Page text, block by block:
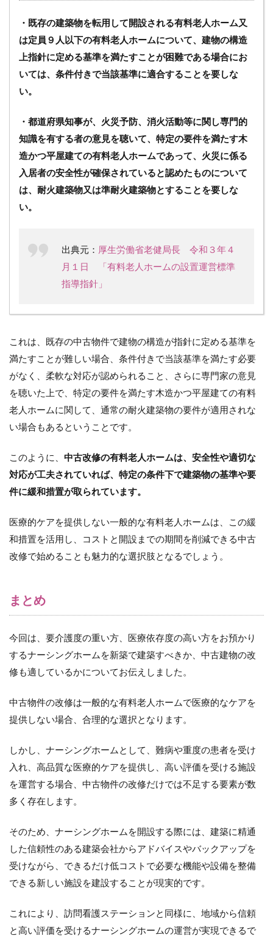
・既存の建築物を転用して開設される有料老人ホーム又
は定員９人以下の有料老人ホームについて、建物の構造
上指針に定める基準を満たすことが困難である場合にお
いては、条件付きで当該基準に適合することを要しな
い。
・都道府県知事が、火災予防、消火活動等に関し専門的
知識を有する者の意見を聴いて、特定の要件を満たす木
造かつ平屋建ての有料老人ホームであって、火災に係る
入居者の安全性が確保されていると認めたものについて
は、耐火建築物又は準耐火建築物とすることを要しな
い。
出典元： 厚生労働省老健局長 令和３年４
月１日 「有料老人ホームの設置運営標準
指導指針」
これは、既存の中古物件で建物の構造が指針に定める基準を
満たすことが難しい場合、条件付きで当該基準を満たす必要
がなく、柔軟な対応が認められること、さらに専門家の意見
を聴いた上で、特定の要件を満たす木造かつ平屋建ての有料
老人ホームに関して、通常の耐火建築物の要件が適用されな
い場合もあるということです。
このように、 中古改修の有料老人ホームは、安全性や適切な
対応が工夫されていれば、特定の条件下で建築物の基準や要
件に緩和措置が取られています。
医療的ケアを提供しない一般的な有料老人ホームは、この緩
和措置を活用し、コストと開設までの期間を削減できる中古
改修で始めることも魅力的な選択肢となるでしょう。
まとめ
今回は、要介護度の重い方、医療依存度の高い方をお預かり
するナーシングホームを新築で建築すべきか、中古建物の改
修も適しているかについてお伝えしました。
中古物件の改修は一般的な有料老人ホームで医療的なケアを
提供しない場合、合理的な選択となります。
しかし、ナーシングホームとして、難病や重度の患者を受け
入れ、高品質な医療的ケアを提供し、高い評価を受ける施設
を運営する場合、中古物件の改修だけでは不足する要素が数
多く存在します。
そのため、ナーシングホームを開設する際には、建築に精通
した信頼性のある建築会社からアドバイスやバックアップを
受けながら、できるだけ低コストで必要な機能や設備を整備
できる新しい施設を建設することが現実的です。
これにより、訪問看護ステーションと同様に、地域から信頼
と高い評価を受けるナーシングホームの運営が実現できるで